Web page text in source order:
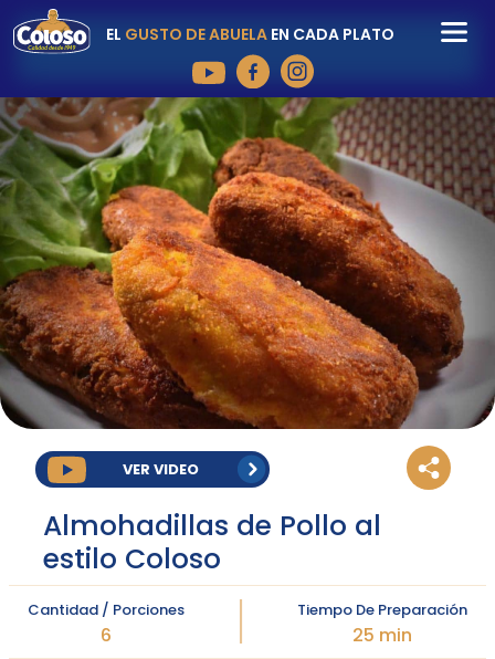
EL GUSTO DE ABUELAEN CADA PLATO
VER VIDEO
Almohadillas de Pollo al
estilo Coloso
Cantidad / Porciones
6
Tiempo De Preparación
25 min